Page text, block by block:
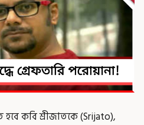
কবি শ্রীজাতকে (Srijato),